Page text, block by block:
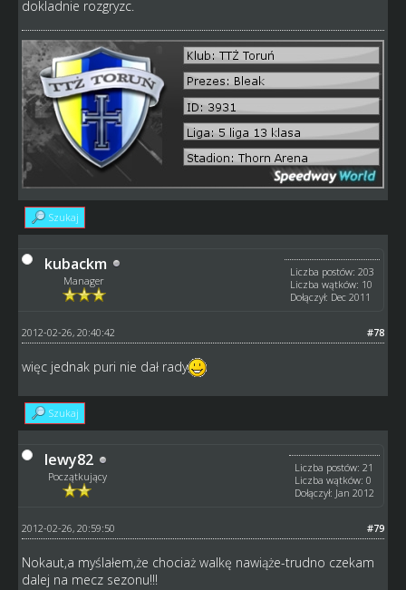
dokladnie rozgryzc.
Szukaj
kubackm
Manager
Liczba postów: 203
Liczba wątków: 10
Dołączył: Dec 2011
#78
2012-02-26, 20:40:42
więc jednak puri nie dał rady
Szukaj
lewy82
Początkujący
Liczba postów: 21
Liczba wątków: 0
Dołączył: Jan 2012
#79
2012-02-26, 20:59:50
Nokaut,a myślałem,że chociaż walkę nawiąże-trudno czekam
dalej na mecz sezonu!!!